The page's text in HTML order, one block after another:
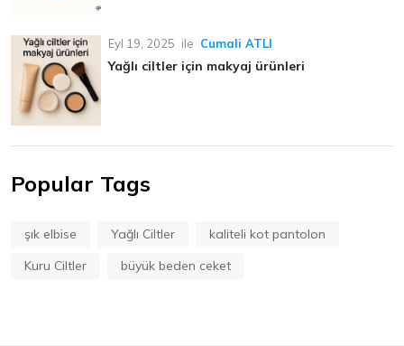
Eyl 19, 2025 ile Cumali ATLI
Yağlı ciltler için makyaj ürünleri
Popular Tags
şık elbise Yağlı Ciltler
kaliteli kot pantolon
Kuru Ciltler
büyük beden ceket